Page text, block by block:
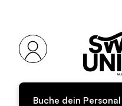
Buche dein